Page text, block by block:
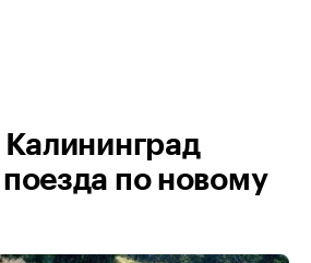
Калининград
по новому